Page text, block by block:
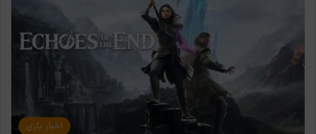
اخبار بازی